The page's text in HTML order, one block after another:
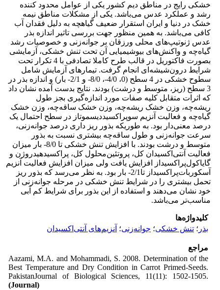
خشکی رایج در مناطق دیم کشور یکی از عوامل محدود کننده
رشد و عملکرد عدس می‌باشد. یکی از مشکلات مناطق نیمه
خشک در دنیا و ایران استقرار ضعیف گیاهچه به دلیل فقدان آب
کافی می‌باشد. به همین منظور جهت بررسی تاثیر اندازه بذر
عدس ژنوتیپ‌های محلی ورزقان بر جوانه‌زنی و خصوصیات رشد
گیاه‌چه و واکنش‌های بیوشیمیایی آن تحت تنش خشکی، آزمایشی
بصورت فاکتوریل در قالب طرح کاملا تصادفی با 4 تکرار تحت
شرایط درون‌شیشه‌ای انجام گرفت. تیمارهای آزمایش شامل
سطوح خشکی در 4 سطح (0، 4/0-، 8/0- و 2/1- بار) و اندازه بذر در
3 سطح (ریز، متوسط و درشت) بودند. نتایج بدست آمده نشان داد
که اثرات متقابل کلیه صفات مورد اندازه‌گیری بجز طول
ریشه‌چه، وزن خشک ریشه‌چه، وزن خشک ساقه‌چه، وزن خشک
گیاه‌چه و فعالیت آنزیم سوپراکسیددیسموتاز در سطح احتمال یک
درصد معنی‌دار بود. به طوریکه بذور ریز داری درصد جوانه‌زنی،
سرعت جوانه‌زنی و طول ساقه‌چه بیشتری نسبت به بذور
متوسط و درشت بودند. با افزایش تنش خشکی تا 8/0- بار میزان
فعالیت آنتی‌اکسیدان کل، پروتئین‌محلول کل، پراکسید‌هیدروژن و
گایاکول‌پراکسیداز افزایش یافت ولی میزان افزایش فعالیت آنزیم
آسکوربات‌پراکسیداز تا2/1- بار بود. به نظر می‌رسد که بذور ریز
تحمل بیشتری را در شرایط تنش خشکی در مرحله جوانه‌زنی از
خود نشان می‌دهند و استفاده از این بذور برای شرایط کم آبی
مناسب‌تر می‌باشد.
کلیدواژه‌ها
بذر ؛ تنش خشکی؛ جوانه‌زنی؛ آنزیم‌های آنتی‌اکسیدان
مراجع
Aazami, M.A. and Mohammadi, S. 2008. Determination of the
Best Temperature and Dry Condition in Carrot Primed-Seeds.
PakistanJournal of Biological Sciences, 11(11): 1502-1505.
(Journal)